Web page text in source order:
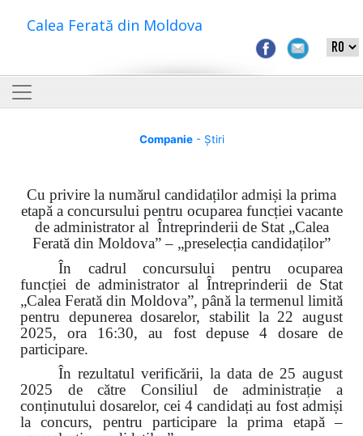
Calea Ferată din Moldova
Companie- Știri
Cu privire la numărul candidaților admiși la prima
etapă a concursului pentru ocuparea funcției vacante
de administrator al Întreprinderii de Stat „Calea
Ferată din Moldova” – „preselecția candidaților”
În cadrul concursului pentru ocuparea
funcției de administrator al Întreprinderii de Stat
„Calea Ferată din Moldova”, până la termenul limită
pentru depunerea dosarelor, stabilit la 22 august
2025, ora 16:30, au fost depuse 4 dosare de
participare.
În rezultatul verificării, la data de 25 august
2025 de către Consiliul de administrație a
conținutului dosarelor, cei 4 candidați au fost admiși
la concurs, pentru participare la prima etapă –